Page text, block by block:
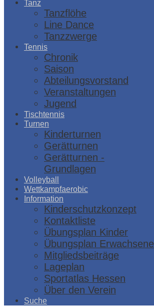
Tanz
Tanzflöhe
Line Dance
Tanzzwerge
Tennis
Chronik
Saison
Abteilungsvorstand
Veranstaltungen
Jugend
Tischtennis
Turnen
Kinderturnen
Gerätturnen
Gerätturnen -
Grundlagen
Volleyball
Wettkampfaerobic
Information
Kinderschutzkonzept
Kontaktliste
Übungsplan Kinder
Übungsplan Erwachsene
Mitgliedsbeiträge
Lageplan
Sportatlas Hessen
Über den Verein
Suche